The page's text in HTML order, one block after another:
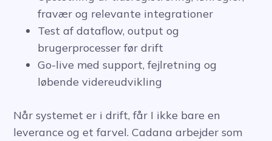
fravær og relevante integrationer
Test af dataflow, output og
brugerprocesser før drift
Go-live med support, fejlretning og
løbende videreudvikling
Når systemet er i drift, får I ikke bare en
leverance og et farvel. Cadana arbejder som